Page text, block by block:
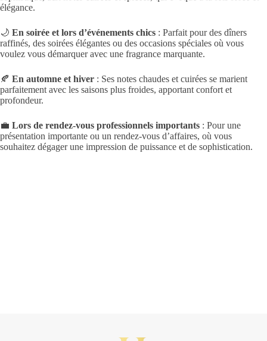
élégance.
🌙 En soirée et lors d’événements chics : Parfait pour des dîners
raffinés, des soirées élégantes ou des occasions spéciales où vous
voulez vous démarquer avec une fragrance marquante.
🍂 En automne et hiver : Ses notes chaudes et cuirées se marient
parfaitement avec les saisons plus froides, apportant confort et
profondeur.
💼 Lors de rendez-vous professionnels importants : Pour une
présentation importante ou un rendez-vous d’affaires, où vous
souhaitez dégager une impression de puissance et de sophistication.